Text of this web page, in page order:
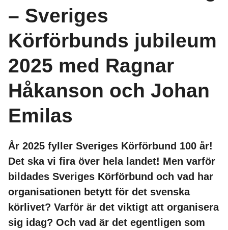
– Sveriges
Körförbunds jubileum
2025 med Ragnar
Håkanson och Johan
Emilas
År 2025 fyller Sveriges Körförbund 100 år!
Det ska vi fira över hela landet! Men varför
bildades Sveriges Körförbund och vad har
organisationen betytt för det svenska
körlivet? Varför är det viktigt att organisera
sig idag? Och vad är det egentligen som